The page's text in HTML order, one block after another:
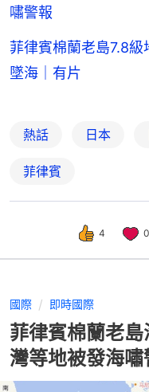
嘯警報
菲律賓棉蘭老島7.8
墜海｜有片
熱話 日本
菲律賓
4 0
國際 即時國際
菲律賓棉蘭老
灣等地被發海嘯